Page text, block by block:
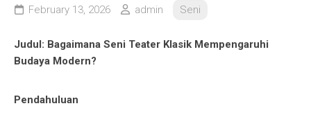
February 13, 2026 admin Seni
Judul: Bagaimana Seni Teater Klasik Mempengaruhi
Budaya Modern?
Pendahuluan